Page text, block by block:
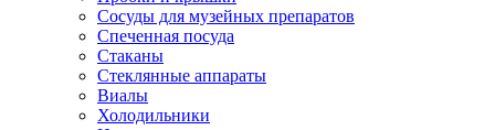
Сосуды для музейных препаратов
Спеченная посуда
Стаканы
Стеклянные аппараты
Виалы
Холодильники